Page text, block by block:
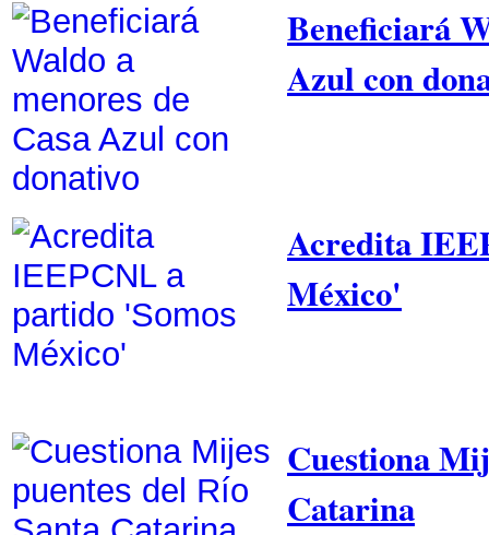
Beneficiará
Azul con
Acredita
México'
Cuestiona
Catarina